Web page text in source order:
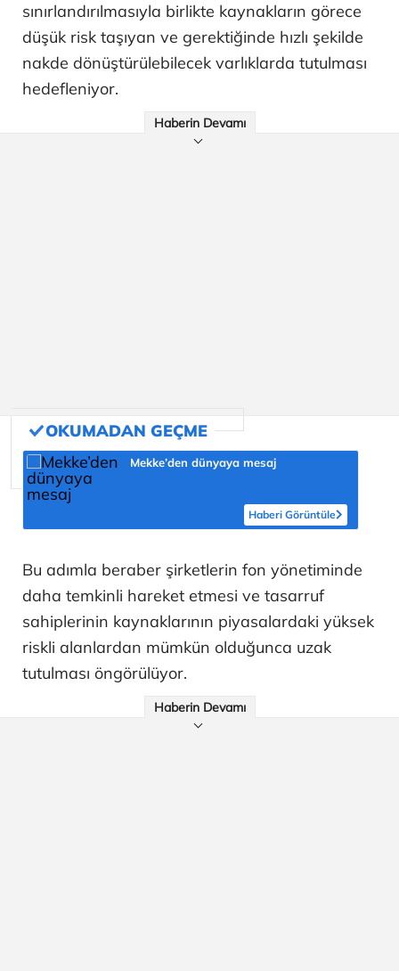
sınırlandırılmasıyla birlikte kaynakların görece
düşük risk taşıyan ve gerektiğinde hızlı şekilde
nakde dönüştürülebilecek varlıklarda tutulması
hedefleniyor.
Haberin Devamı
Mekke’den dünyaya mesaj
Haberi Görüntüle
Bu adımla beraber şirketlerin fon yönetiminde
daha temkinli hareket etmesi ve tasarruf
sahiplerinin kaynaklarının piyasalardaki yüksek
riskli alanlardan mümkün olduğunca uzak
tutulması öngörülüyor.
Haberin Devamı